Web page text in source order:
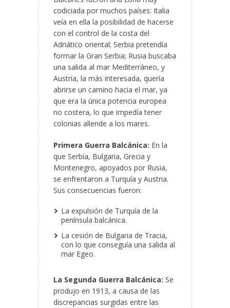
codiciada por muchos países: Italia
veía en ella la posibilidad de hacerse
con el control de la costa del
Adriático oriental; Serbia pretendía
formar la Gran Serbia; Rusia buscaba
una salida al mar Mediterráneo, y
Austria, la más interesada, quería
abrirse un camino hacia el mar, ya
que era la única potencia europea
no costera, lo que impedía tener
colonias allende a los mares.
Primera Guerra Balcánica: En la
que Serbia, Bulgaria, Grecia y
Montenegro, apoyados por Rusia,
se enfrentaron a Turquía y Austria.
Sus consecuencias fueron:
La expulsión de Turquía de la
península balcánica.
La cesión de Bulgaria de Tracia,
con lo que conseguía una salida al
mar Egeo.
La Segunda Guerra Balcánica: Se
produjo en 1913, a causa de las
discrepancias surgidas entre las